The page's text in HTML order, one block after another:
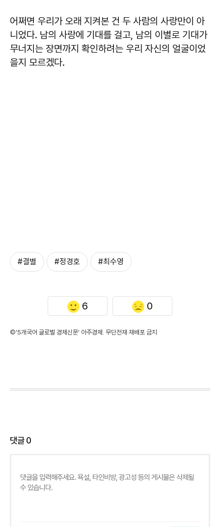
어쩌면 우리가 오래 지켜본 건 두 사람의 사랑만이 아
니었다. 남의 사랑에 기대를 걸고, 남의 이별로 기대가
무너지는 장면까지 확인하려는 우리 자신의 얼굴이었
을지 모르겠다.
#결별 #정경호 #최수영
6 0
©'5개국어 글로벌 경제신문' 아주경제. 무단전재·재배포 금지
댓글0